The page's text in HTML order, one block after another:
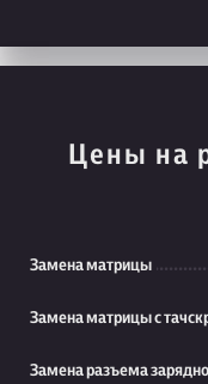
Цены на
Замена матрицы
Замена матрицы с
Замена разъема